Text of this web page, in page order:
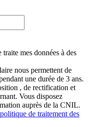
traite mes données à des
nous permettent de
une durée de 3 ans.
, de rectification et
Vous disposez
auprès de la CNIL.
politique de traitement des